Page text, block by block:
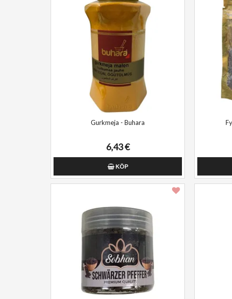
Gurkmeja - Buhara
6,43 €
KÖP